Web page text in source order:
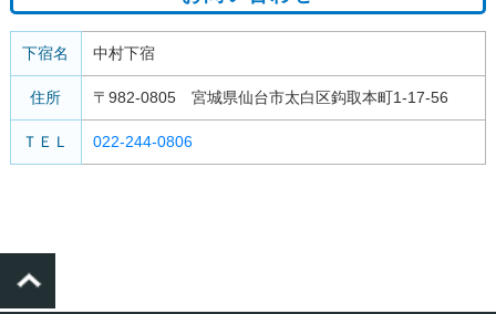
下宿名 中村下宿
住所 〒982-0805 宮城県仙台市太白区鈎取本町1-17-56
ＴＥＬ 022-244-0806